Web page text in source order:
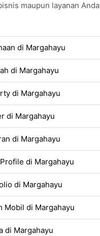
maupun layanan Anda
di Margahayu
di Margahayu
di Margahayu
di Margahayu
di Margahayu
di Margahayu
di Margahayu
Mobil di Margahayu
di Margahayu